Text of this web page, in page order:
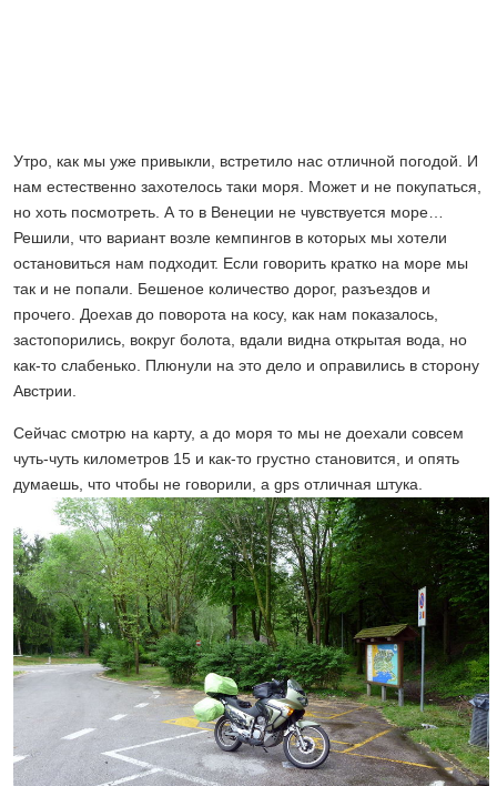
Утро, как мы уже привыкли, встретило нас отличной погодой. И
нам естественно захотелось таки моря. Может и не покупаться,
но хоть посмотреть. А то в Венеции не чувствуется море…
Решили, что вариант возле кемпингов в которых мы хотели
остановиться нам подходит. Если говорить кратко на море мы
так и не попали. Бешеное количество дорог, разъездов и
прочего. Доехав до поворота на косу, как нам показалось,
застопорились, вокруг болота, вдали видна открытая вода, но
как-то слабенько. Плюнули на это дело и оправились в сторону
Австрии.
Сейчас смотрю на карту, а до моря то мы не доехали совсем
чуть-чуть километров 15 и как-то грустно становится, и опять
думаешь, что чтобы не говорили, а gps отличная штука.